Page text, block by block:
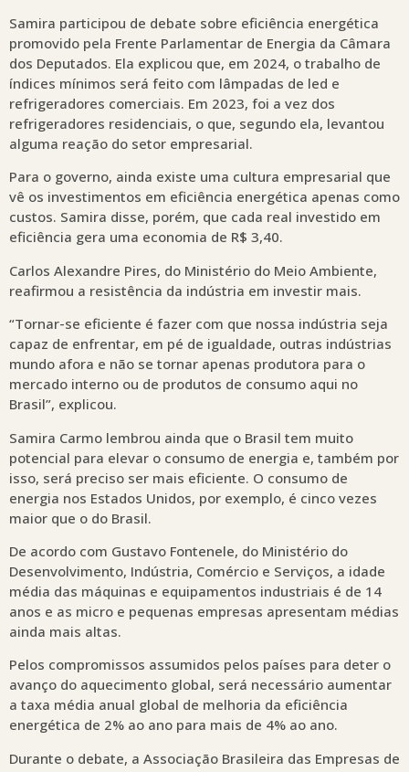
Samira participou de debate sobre eficiência energética
promovido pela Frente Parlamentar de Energia da Câmara
dos Deputados. Ela explicou que, em 2024, o trabalho de
índices mínimos será feito com lâmpadas de led e
refrigeradores comerciais. Em 2023, foi a vez dos
refrigeradores residenciais, o que, segundo ela, levantou
alguma reação do setor empresarial.
Para o governo, ainda existe uma cultura empresarial que
vê os investimentos em eficiência energética apenas como
custos. Samira disse, porém, que cada real investido em
eficiência gera uma economia de R$ 3,40.
Carlos Alexandre Pires, do Ministério do Meio Ambiente,
reafirmou a resistência da indústria em investir mais.
“Tornar-se eficiente é fazer com que nossa indústria seja
capaz de enfrentar, em pé de igualdade, outras indústrias
mundo afora e não se tornar apenas produtora para o
mercado interno ou de produtos de consumo aqui no
Brasil”, explicou.
Samira Carmo lembrou ainda que o Brasil tem muito
potencial para elevar o consumo de energia e, também por
isso, será preciso ser mais eficiente. O consumo de
energia nos Estados Unidos, por exemplo, é cinco vezes
maior que o do Brasil.
De acordo com Gustavo Fontenele, do Ministério do
Desenvolvimento, Indústria, Comércio e Serviços, a idade
média das máquinas e equipamentos industriais é de 14
anos e as micro e pequenas empresas apresentam médias
ainda mais altas.
Pelos compromissos assumidos pelos países para deter o
avanço do aquecimento global, será necessário aumentar
a taxa média anual global de melhoria da eficiência
energética de 2% ao ano para mais de 4% ao ano.
Durante o debate, a Associação Brasileira das Empresas de